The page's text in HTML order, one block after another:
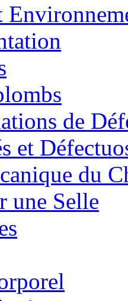
de
et
du
une Selle